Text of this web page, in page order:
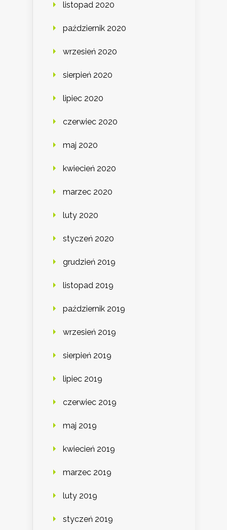
listopad 2020
październik 2020
wrzesień 2020
sierpień 2020
lipiec 2020
czerwiec 2020
maj 2020
kwiecień 2020
marzec 2020
luty 2020
styczeń 2020
grudzień 2019
listopad 2019
październik 2019
wrzesień 2019
sierpień 2019
lipiec 2019
czerwiec 2019
maj 2019
kwiecień 2019
marzec 2019
luty 2019
styczeń 2019